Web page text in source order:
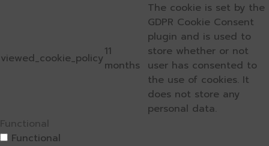
viewed_cookie_policy11
months
The cookie is set by the
GDPR Cookie Consent
plugin and is used to
store whether or not
user has consented to
the use of cookies. It
does not store any
personal data.
Functional
Functional